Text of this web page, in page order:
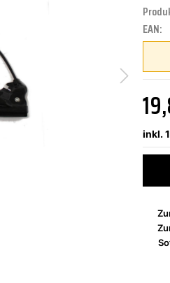
EAN:
inkl.